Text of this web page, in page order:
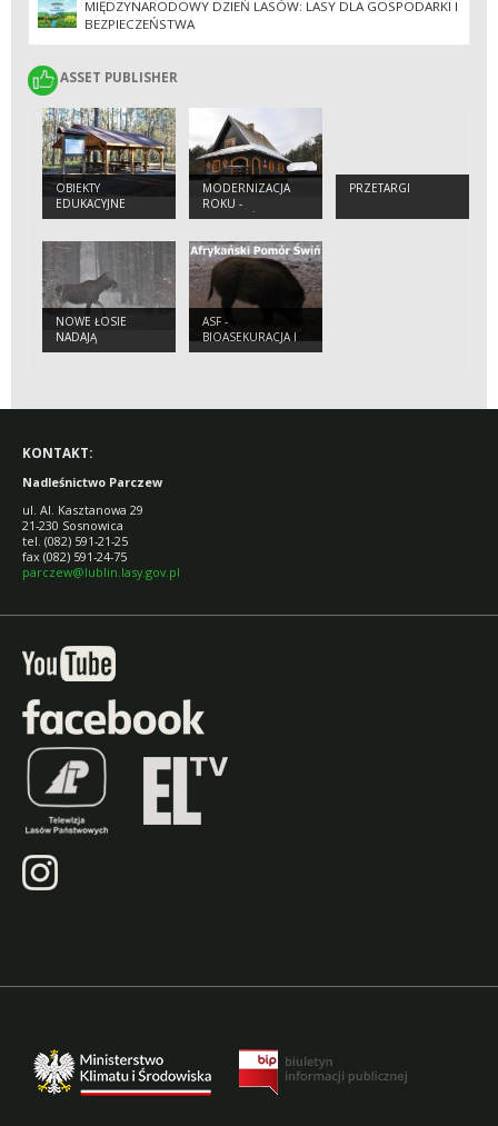
MIĘDZYNARODOWY DZIEŃ LASÓW: LASY DLA GOSPODARKI I
BEZPIECZEŃSTWA
ASSET PUBLISHER
ASSET PUBLISHER
OBIEKTY
EDUKACYJNE
MODERNIZACJA
ROKU -
LEŚNICZÓWKA
PRZETARGI
NOWE ŁOSIE
NADAJĄ
ASF -
BIOASEKURACJA I
FILM
KONTAKT:
Nadleśnictwo Parczew
ul. Al. Kasztanowa 29
21-230 Sosnowica
tel. (082) 591-21-25
fax (082) 591-24-75
parczew@lublin.lasy.gov.pl